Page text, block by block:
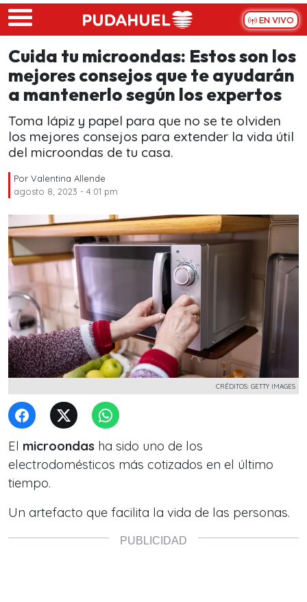
Skip to main content
EN VIVO
Cuida tu microondas: Estos son los
mejores consejos que te ayudarán
a mantenerlo según los expertos
Toma lápiz y papel para que no se te olviden
los mejores consejos para extender la vida útil
del microondas de tu casa.
Por Valentina Allende
agosto 8, 2023 - 4:01 pm
CRÉDITOS: GETTY IMAGES
El microondas ha sido uno de los
electrodomésticos más cotizados en el último
tiempo.
Un artefacto que facilita la vida de las personas.